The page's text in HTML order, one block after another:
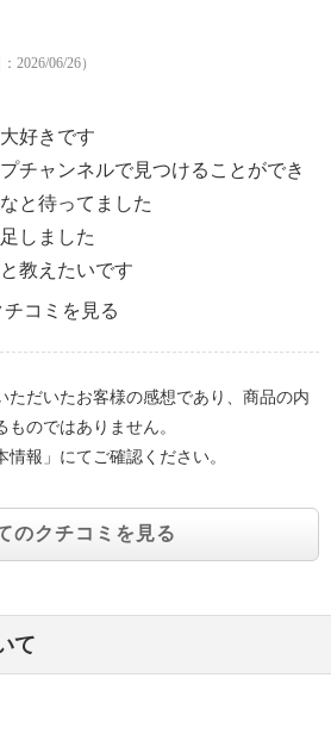
2026/06/26）
好きです
チャンネルで見つけることができ
と待ってました
しました
教えたいです
コミを見る
ただいたお客様の感想であり、商品の内
のではありません。
報」にてご確認ください。
のクチコミを見る
て